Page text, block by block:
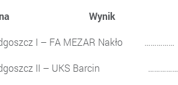
Drużyna Wynik
I – FA MEZAR Nakło ……………
II – UKS Barcin ……………